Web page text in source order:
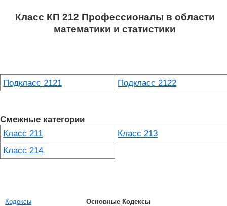
Класс КП 212 Профессионалы в области
математики и статистики
Подкласс 2121 Подкласс 2122
Смежные категории
Класс 211
Класс 213
Класс 214
Кодексы
Основные Кодексы